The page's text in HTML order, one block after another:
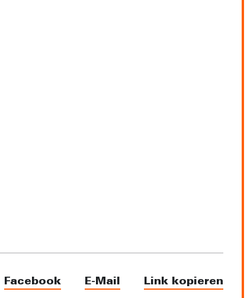
Facebook E-Mail Link kopieren